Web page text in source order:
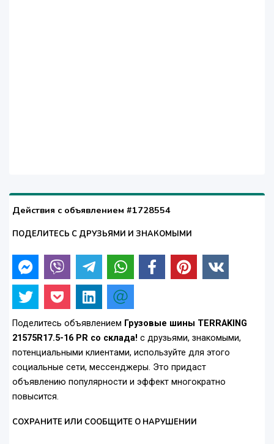
Действия с объявлением #1728554
ПОДЕЛИТЕСЬ С ДРУЗЬЯМИ И ЗНАКОМЫМИ
Поделитесь объявлением Грузовые шины TERRAKING
21575R17.5-16 PR со склада! с друзьями, знакомыми,
потенциальными клиентами, используйте для этого
социальные сети, мессенджеры. Это придаст
объявлению популярности и эффект многократно
повысится.
СОХРАНИТЕ ИЛИ СООБЩИТЕ О НАРУШЕНИИ